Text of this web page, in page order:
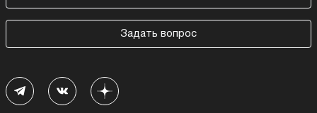
Задать вопрос